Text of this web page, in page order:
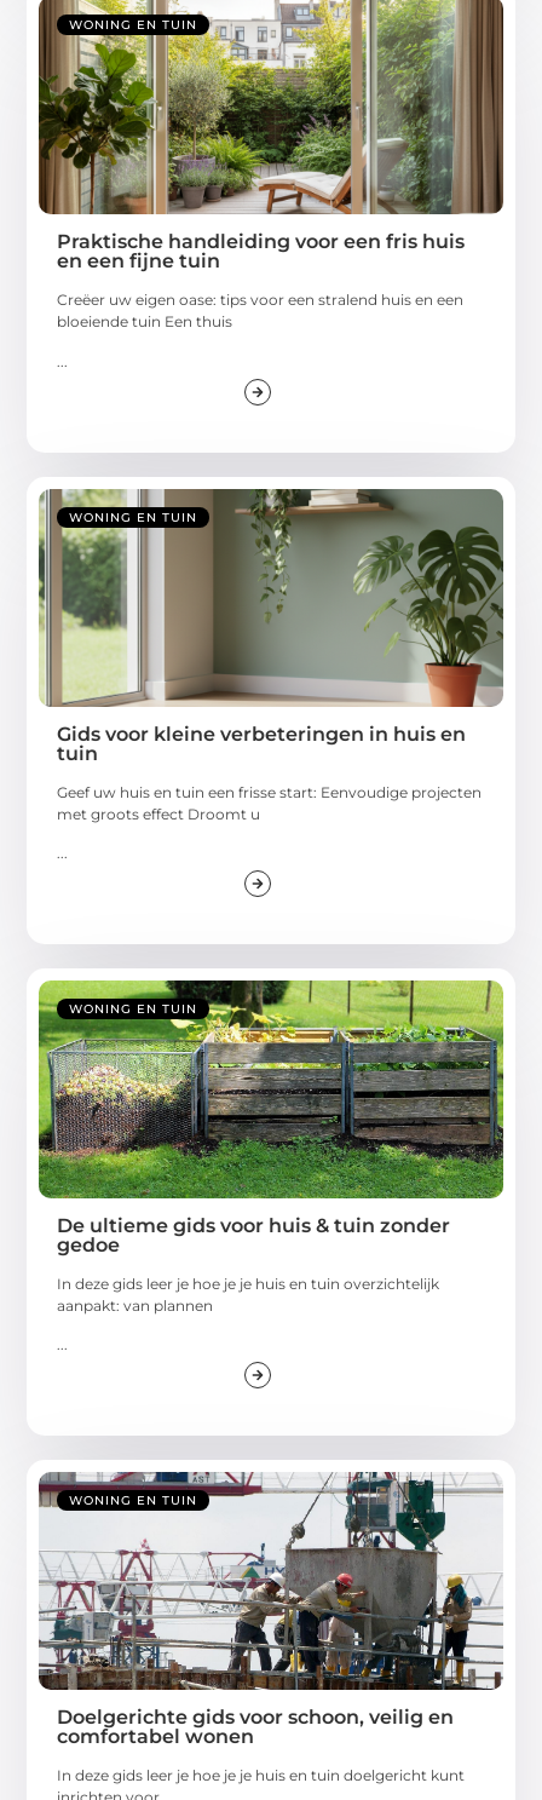
WONING EN TUIN
Praktische handleiding voor een fris huis
en een fijne tuin
Creëer uw eigen oase: tips voor een stralend huis en een
bloeiende tuin Een thuis
WONING EN TUIN
Gids voor kleine verbeteringen in huis en
tuin
Geef uw huis en tuin een frisse start: Eenvoudige projecten
met groots effect Droomt u
WONING EN TUIN
De ultieme gids voor huis & tuin zonder
gedoe
In deze gids leer je hoe je je huis en tuin overzichtelijk
aanpakt: van plannen
...
WONING EN TUIN
Doelgerichte gids voor schoon, veilig en
comfortabel wonen
In deze gids leer je hoe je je huis en tuin doelgericht kunt